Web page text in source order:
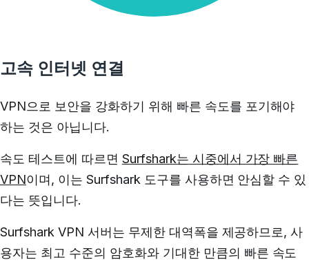
고속 인터넷 연결
VPN으로 보안을 강화하기 위해 빠른 속도를 포기해야
하는 것은 아닙니다.
속도 테스트에 따르면 Surfshark는 시중에서 가장 빠른
VPN이며, 이는 Surfshark 도구를 사용하면 안심할 수 있
다는 뜻입니다.
Surfshark VPN 서버는 무제한 대역폭을 제공하므로, 사
용자는 최고 수준의 암호화와 기대한 만큼의 빠른 속도